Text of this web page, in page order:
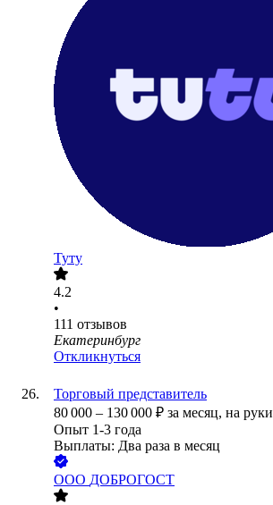
Туту
4.2
•
111 отзывов
Екатеринбург
Откликнуться
Торговый представитель
80 000 – 130 000 ₽ за месяц, на руки
Опыт 1-3 года
Выплаты: Два раза в месяц
ООО ДОБРОГОСТ